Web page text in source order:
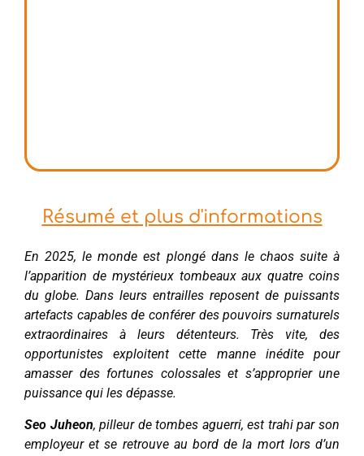
Résumé et plus d'informations
En 2025, le monde est plongé dans le chaos suite à
l’apparition de mystérieux tombeaux aux quatre coins
du globe. Dans leurs entrailles reposent de puissants
artefacts capables de conférer des pouvoirs surnaturels
extraordinaires à leurs détenteurs. Très vite, des
opportunistes exploitent cette manne inédite pour
amasser des fortunes colossales et s’approprier une
puissance qui les dépasse.
Seo Juheon, pilleur de tombes aguerri, est trahi par son
employeur et se retrouve au bord de la mort lors d’un